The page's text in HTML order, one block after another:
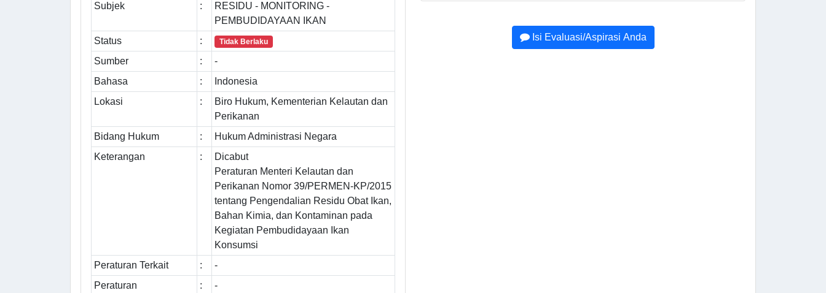
Subjek :
RESIDU - MONITORING -
PEMBUDIDAYAAN IKAN
Status
: Tidak Berlaku
Sumber :
-
Bahasa
:
Indonesia
Lokasi
:
Biro Hukum, Kementerian Kelautan dan
Perikanan
Bidang Hukum
:
Hukum Administrasi Negara
Keterangan
:
Dicabut
Peraturan Menteri Kelautan dan
Perikanan Nomor 39/PERMEN-KP/2015
tentang Pengendalian Residu Obat Ikan,
Bahan Kimia, dan Kontaminan pada
Kegiatan Pembudidayaan Ikan
Konsumsi
Peraturan Terkait
:
-
Peraturan
: -
Isi Evaluasi/Aspirasi Anda